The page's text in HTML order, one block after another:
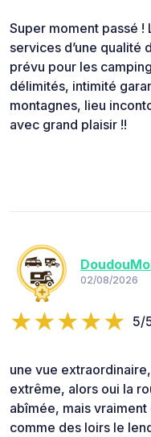
Super moment passé
services d’une qualité
prévu pour les
délimités, intimité
montagnes, lieu
avec grand plaisir !!
02/08/2026
5/
une vue
extrême, alors oui la
abîmée, mais
comme des loirs le